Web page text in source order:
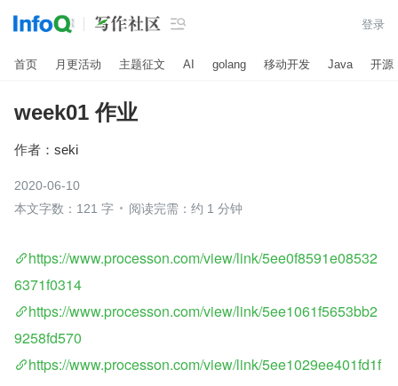
 登录
首页 月更活动 主题征文 AI golang 移动开发 Java 开源
week01 作业
作者： seki
2020-06-10
本文字数：121 字
阅读完需：约 1 分钟
https://www.processon.com/view/link/5ee0f8591e08532
6371f0314
https://www.processon.com/view/link/5ee1061f5653bb2
9258fd570
https://www.processon.com/view/link/5ee1029ee401fd1f